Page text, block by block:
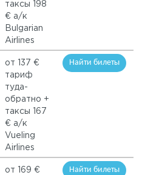
таксы 198
€ а/к
Bulgarian
Airlines
от 137 €
тариф
туда-
обратно +
таксы 167
€ а/к
Vueling
Airlines
Найти билеты
от 169 €
Найти билеты